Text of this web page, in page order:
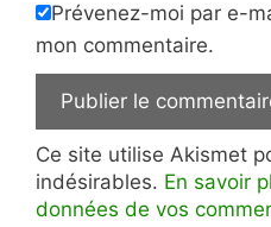
Prévenez-moi par e-
mon commentaire.
Ce site utilise Akismet
indésirables. En savoir
données de vos